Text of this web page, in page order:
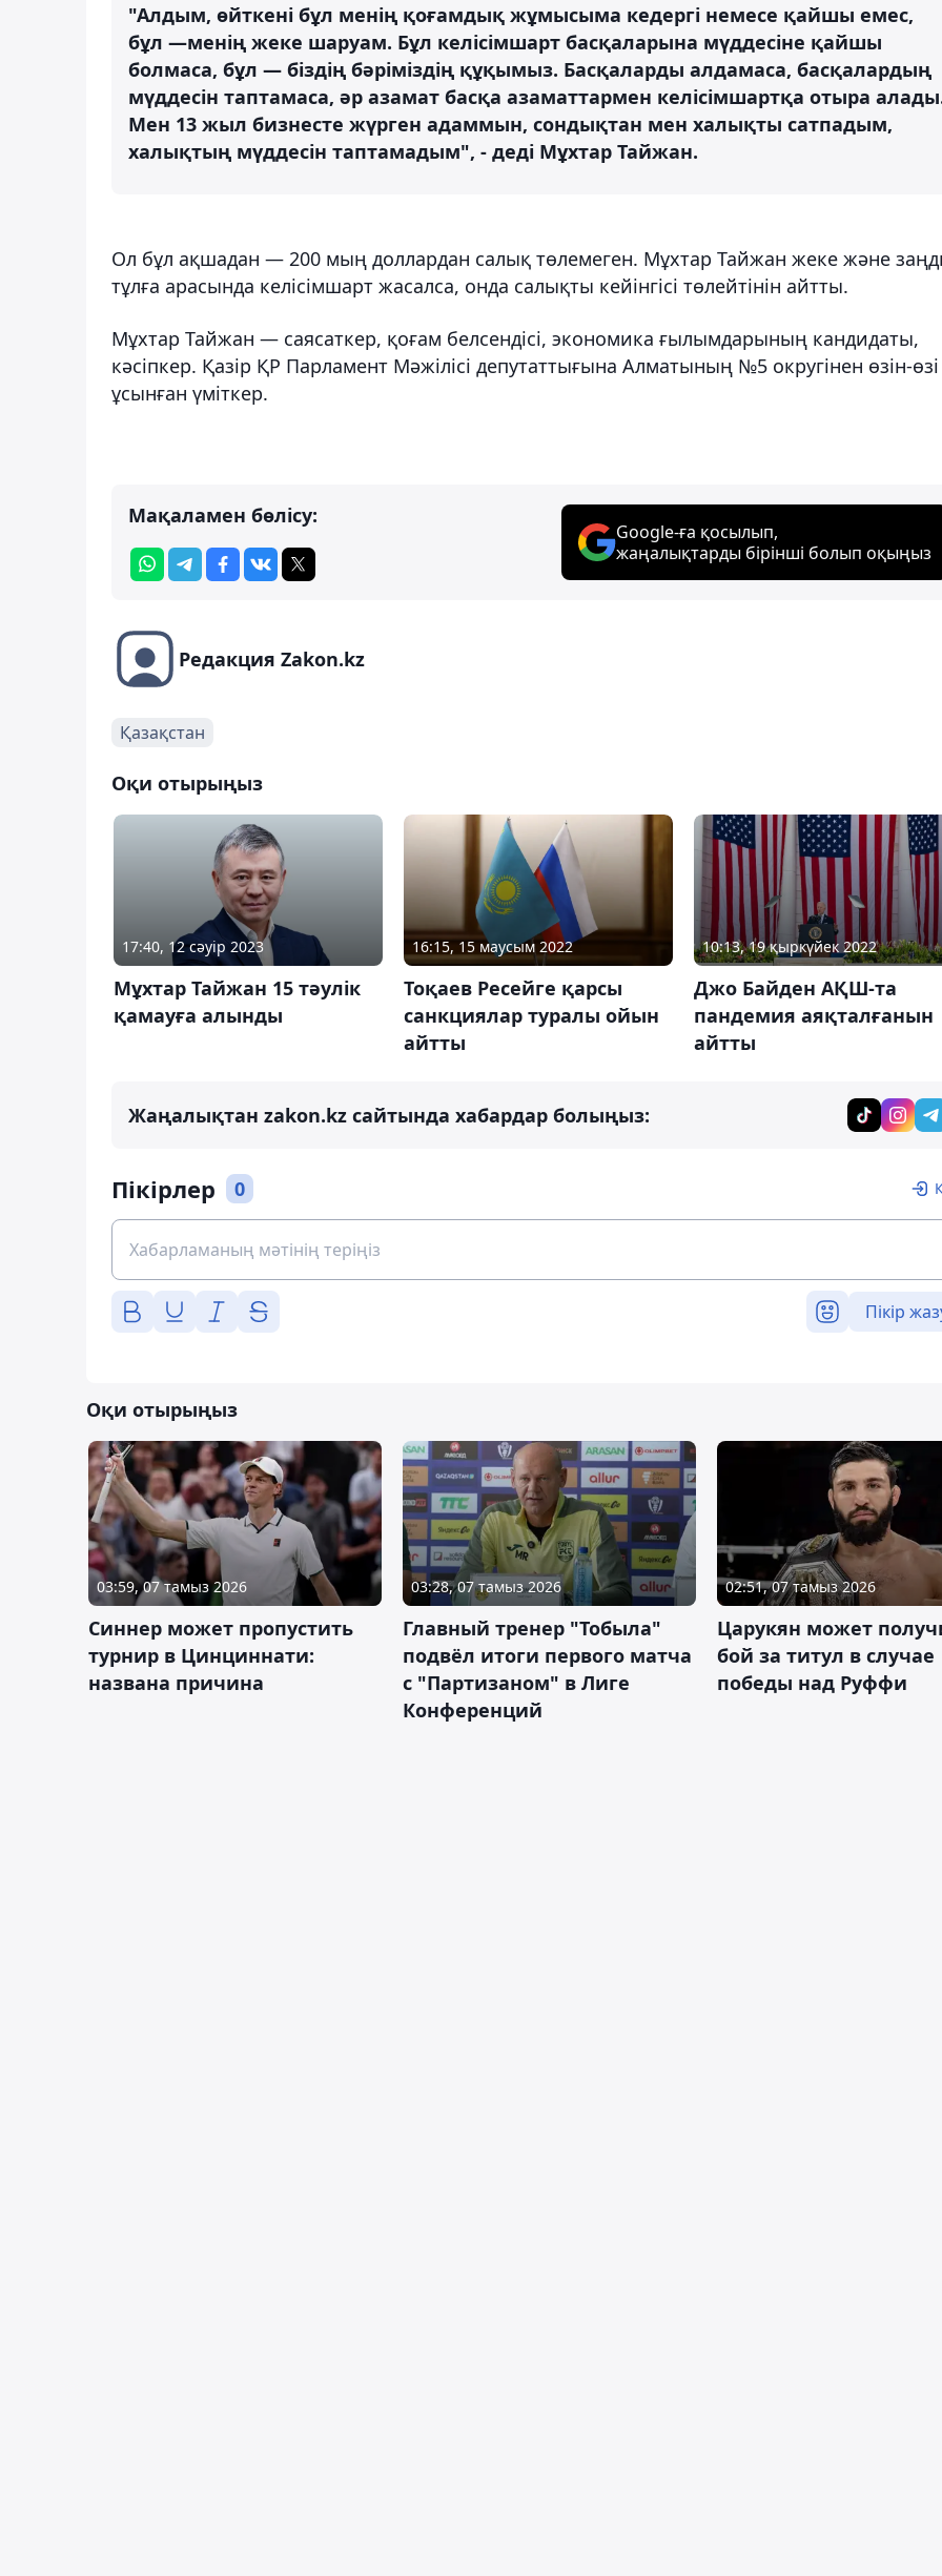
"Алдым, өйткені бұл менің қоғамдық жұмысыма кедергі немесе қайшы емес,
бұл —менің жеке шаруам. Бұл келісімшарт басқаларына мүддесіне қайшы
болмаса, бұл — біздің бәріміздің құқымыз. Басқаларды алдамаса, басқалардың
мүддесін таптамаса, әр азамат басқа азаматтармен келісімшартқа отыра
Мен 13 жыл бизнесте жүрген адаммын, сондықтан мен халықты сатпадым,
халықтың мүддесін таптамадым", - деді Мұхтар Тайжан.
Ол бұл ақшадан — 200 мың доллардан салық төлемеген. Мұхтар Тайжан жеке және
тұлға арасында келісімшарт жасалса, онда салықты кейінгісі төлейтінін айтты.
Мұхтар Тайжан — саясаткер, қоғам белсендісі, экономика ғылымдарының кандидаты,
кәсіпкер. Қазір ҚР Парламент Мәжілісі депутаттығына Алматының №5 округінен өзін-өзі
ұсынған үміткер.
Мақаламен бөлісу:
Google-ға қосылып,
жаңалықтарды бірінші болып оқыңыз
Редакция Zakon.kz
Қазақстан
Оқи отырыңыз
17:40, 12 сәуір 2023
Мұхтар Тайжан 15 тәулік
қамауға алынды
16:15, 15 маусым 2022
Тоқаев Ресейге қарсы
санкциялар туралы ойын
айтты
10:13, 19 қыркүйек 2022
Джо Байден АҚШ-та
пандемия аяқталғанын
айтты
Жаңалықтан zakon.kz сайтында хабардар болыңыз:
Пікірлер 0
Пікір
Оқи отырыңыз
03:59, 07 тамыз 2026
Синнер может пропустить
турнир в Цинциннати:
названа причина
03:28, 07 тамыз 2026
Главный тренер "Тобыла"
подвёл итоги первого матча
с "Партизаном" в Лиге
Конференций
02:51, 07 тамыз 2026
Царукян может
бой за титул в случае
победы над Руффи